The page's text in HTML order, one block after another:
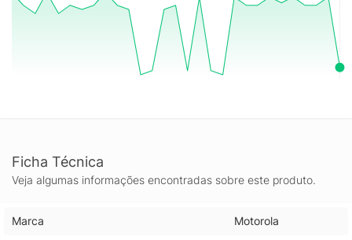
manter conectado e produtivo em qualquer lugar. Experimente
o futuro da conectividade móvel com o Motorola Moto G53 e
descubra um mundo de possibilidades na palma da sua mão.
Ficha Técnica
Veja algumas informações encontradas sobre este produto.
Marca Motorola